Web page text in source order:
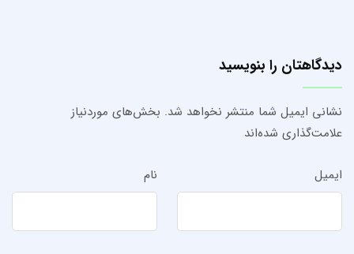
دیدگاهتان را بنویسید
نشانی ایمیل شما منتشر نخواهد شد. بخش‌های موردنیاز
علامت‌گذاری شده‌اند
نام ایمیل